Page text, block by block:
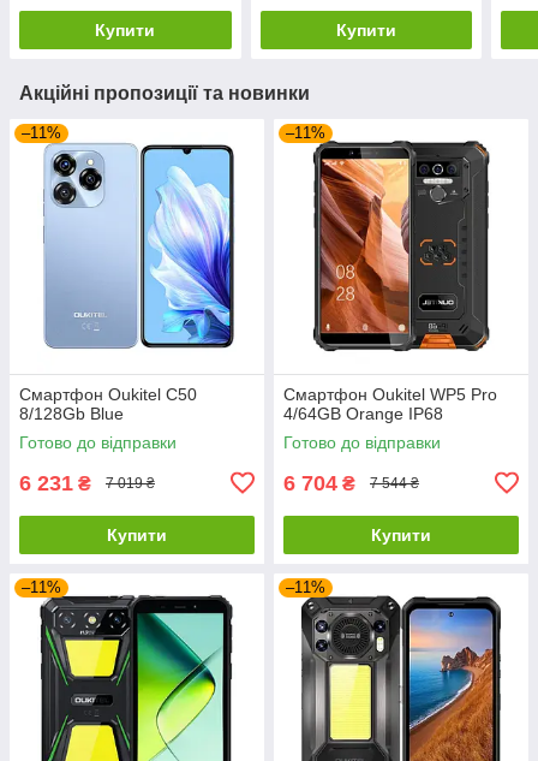
Купити Купити
Акційні пропозиції та новинки
–11%
Смартфон Oukitel C50
8/128Gb Blue
Готово до відправки
6 231 ₴ 7 019 ₴
Купити
–11%
Смартфон Oukitel WP5 Pro
4/64GB Orange IP68
Готово до відправки
6 704 ₴ 7 544 ₴
Купити
–11% –11%